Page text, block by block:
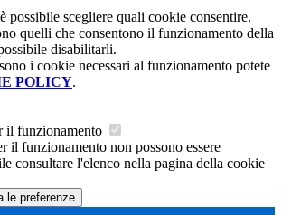
possibile scegliere quali cookie consentire.
quelli che consentono il funzionamento della
disabilitarli.
i cookie necessari al funzionamento potete
POLICY.
il funzionamento
il funzionamento non possono essere
consultare l'elenco nella pagina della cookie
le preferenze